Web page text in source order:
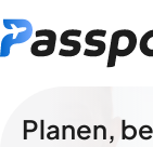
Planen,